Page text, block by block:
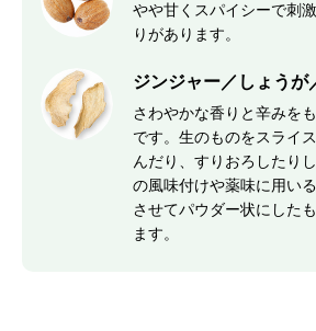
やや甘くスパイシーで刺
りがあります。
ジンジャー／しょうが
さわやかな香りと辛みを
です。生のものをスライ
んだり、すりおろしたり
の風味付けや薬味に用い
させてパウダー状にした
ます。